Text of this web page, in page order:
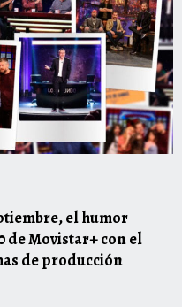
el humor
de Movistar+ con el
de producción